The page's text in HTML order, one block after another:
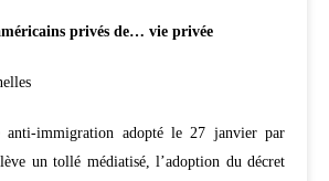
privés de… vie privée
immigration adopté le 27 janvier par
un tollé médiatisé, l’adoption du décret